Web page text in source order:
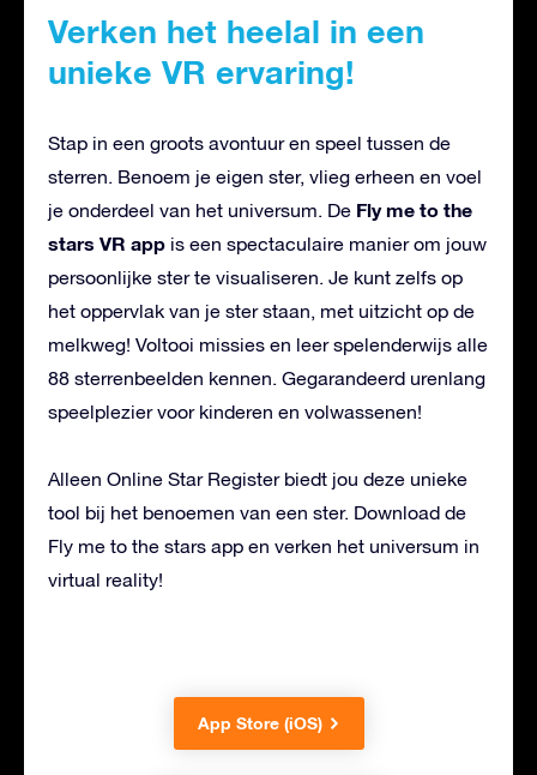
Verken het heelal in een
unieke VR ervaring!
Stap in een groots avontuur en speel tussen de
sterren. Benoem je eigen ster, vlieg erheen en voel
je onderdeel van het universum. De Fly me to the
stars VR app is een spectaculaire manier om jouw
persoonlijke ster te visualiseren. Je kunt zelfs op
het oppervlak van je ster staan, met uitzicht op de
melkweg! Voltooi missies en leer spelenderwijs alle
88 sterrenbeelden kennen. Gegarandeerd urenlang
speelplezier voor kinderen en volwassenen!
Alleen Online Star Register biedt jou deze unieke
tool bij het benoemen van een ster. Download de
Fly me to the stars app en verken het universum in
virtual reality!
App Store (iOS)